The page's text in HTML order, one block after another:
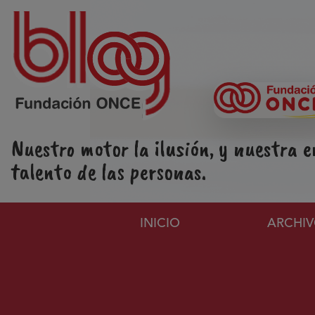
Pasar al contenido principal
Nuestro motor la ilusión, y nuestra
talento de las personas.
Navegación
INICIO